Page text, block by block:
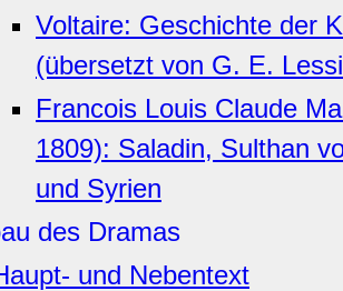
Voltaire: Geschichte der
(übersetzt von G. E.
Francois Louis Claude
1809): Saladin, Sulthan
und Syrien
des Dramas
und Nebentext